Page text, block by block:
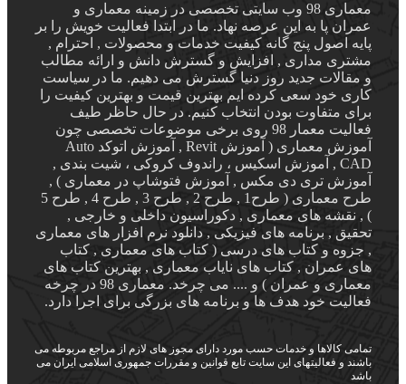
معماری 98 وب سایتی تخصصی در زمینه معماری و
عمران پا به این عرصه نهاد. ما در ابتدا فعالیت خویش را بر
پایه اصول پنج گانه کیفیت خدمات و محصولات , احترام ,
مشتری مداری , افزایش و گسترش دانش و ارائه مطالب
و مقالات جدید روز دنیا گسترش می دهیم. ما در سیاست
کاری خود سعی کرده ایم بهترین قیمت و بهترین کیفیت را
برای متفاوت بودن انتخاب کنیم. در حال حاظر طیف
فعالیت معمار 98 روی برخی موضوعات تخصصی چون
آموزش معماری ( آموزش Revit , آموزش اتوکد Auto
CAD , آموزش اسکیس ، راندوف کروکی ، شیت بندی ,
آموزش تری دی مکس , آموزش فتوشاپ در معماری ) ,
طرح معماری ( طرح1 , طرح 2 , طرح 3 , طرح 4 , طرح 5
) , نقشه های معماری , دکوراسیون داخلی و خارجی ,
تحقیق , برنامه های فیزیکی , دانلود نرم افزار های معماری
, جزوه و کتاب های درسی ( کتاب های معماری , کتاب
های عمران , کتاب های نایاب معماری , بهترین کتاب های
معماری و عمران ) و .... می چرخد. معماری 98 در چرخه
فعالیت خود هدف ها و برنامه های بزرگی برای اجرا دارد.
تمامی کالاها و خدمات حسب مورد دارای مجوز های لازم از مراجع مربوطه می
باشند و فعالیتهای این سایت تابع قوانین و مقررات جمهوری اسلامی ایران می
باشد